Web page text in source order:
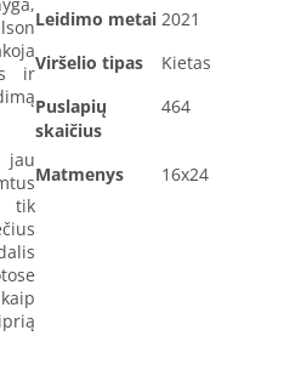
ir
jau
tik
Leidimo metai 2021
Viršelio tipas
Kietas
Puslapių
skaičius
464
Matmenys 16x24